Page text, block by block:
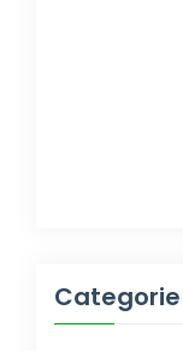
Categorie